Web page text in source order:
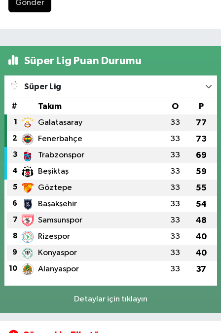
Gönder
Süper Lig Puan Durumu
Süper Lig
# Takım O P
1 Galatasaray 33 77
2 Fenerbahçe 33 73
3 Trabzonspor 33 69
4 Beşiktaş 33 59
5 Göztepe 33 55
6 Başakşehir 33 54
7 Samsunspor 33 48
8 Rizespor 33 40
9 Konyaspor 33 40
10 Alanyaspor 33 37
Detaylar için tıklayın